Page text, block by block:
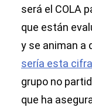
será el COLA
que están
y se animan a
sería esta
grupo no
que ha